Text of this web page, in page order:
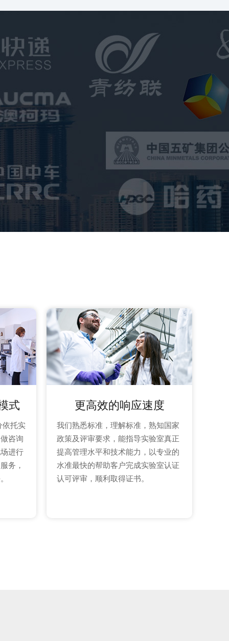
式
依托实
咨询
进行
务，
更高效的响应速度
我们熟悉标准，理解标准，熟知国家
政策及评审要求，能指导实验室真正
提高管理水平和技术能力，以专业的
水准最快的帮助客户完成实验室认证
认可评审，顺利取得证书。